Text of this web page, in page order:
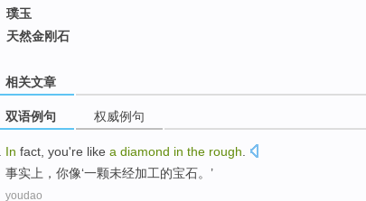
璞玉
天然金刚石
相关文章
双语例句 权威例句
In fact, you're like a diamond in the rough.
事实上 ， 你像‘一颗未经加工的宝石。’
youdao